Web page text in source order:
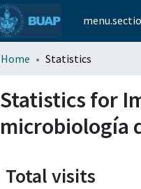
Home Statistics
Statistics for
microbiología
Total visits